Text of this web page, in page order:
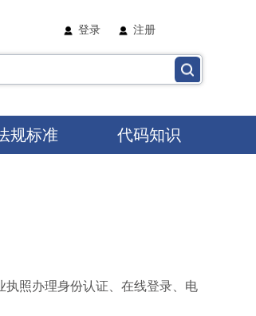
登录 注册
规标准 代码知识
照办理身份认证、在线登录、电